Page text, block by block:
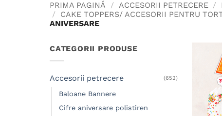
PRIMA PAGINĂ / ACCESORII PETRECERE /
/
CAKE TOPPERS/ ACCESORII PENTRU
ANIVERSARE
CATEGORII PRODUSE
Accesorii petrecere (652)
Baloane Bannere
Cifre aniversare polistiren